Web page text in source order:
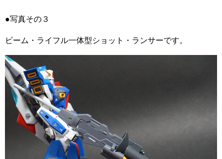
●写真その３
ビーム・ライフル一体型ショット・ランサーです。